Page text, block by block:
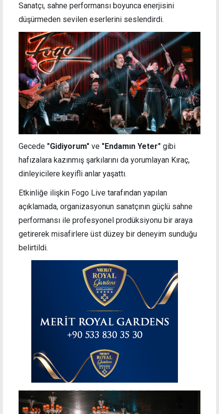
Sanatçı, sahne performansı boyunca enerjisini
düşürmeden sevilen eserlerini seslendirdi.
Gecede "Gidiyorum" ve "Endamın Yeter" gibi
hafızalara kazınmış şarkılarını da yorumlayan Kıraç,
dinleyicilere keyifli anlar yaşattı.
Etkinliğe ilişkin Fogo Live tarafından yapılan
açıklamada, organizasyonun sanatçının güçlü sahne
performansı ile profesyonel prodüksiyonu bir araya
getirerek misafirlere üst düzey bir deneyim sunduğu
belirtildi.